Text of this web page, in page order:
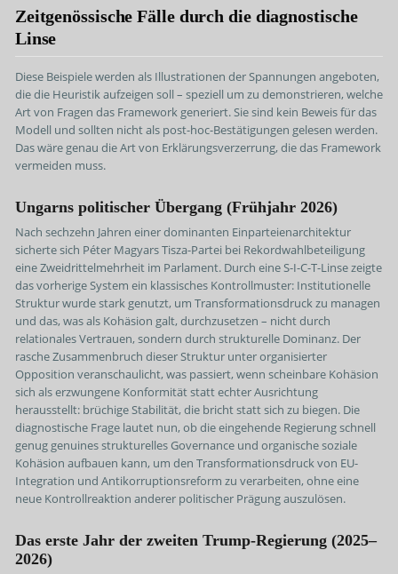
Zeitgenössische Fälle durch die diagnostische
Linse
Diese Beispiele werden als Illustrationen der Spannungen angeboten,
die die Heuristik aufzeigen soll – speziell um zu demonstrieren, welche
Art von Fragen das Framework generiert. Sie sind kein Beweis für das
Modell und sollten nicht als post-hoc-Bestätigungen gelesen werden.
Das wäre genau die Art von Erklärungsverzerrung, die das Framework
vermeiden muss.
Ungarns politischer Übergang (Frühjahr 2026)
Nach sechzehn Jahren einer dominanten Einparteienarchitektur
sicherte sich Péter Magyars Tisza-Partei bei Rekordwahlbeteiligung
eine Zweidrittelmehrheit im Parlament. Durch eine S-I-C-T-Linse zeigte
das vorherige System ein klassisches Kontrollmuster: Institutionelle
Struktur wurde stark genutzt, um Transformationsdruck zu managen
und das, was als Kohäsion galt, durchzusetzen – nicht durch
relationales Vertrauen, sondern durch strukturelle Dominanz. Der
rasche Zusammenbruch dieser Struktur unter organisierter
Opposition veranschaulicht, was passiert, wenn scheinbare Kohäsion
sich als erzwungene Konformität statt echter Ausrichtung
herausstellt: brüchige Stabilität, die bricht statt sich zu biegen. Die
diagnostische Frage lautet nun, ob die eingehende Regierung schnell
genug genuines strukturelles Governance und organische soziale
Kohäsion aufbauen kann, um den Transformationsdruck von EU-
Integration und Antikorruptionsreform zu verarbeiten, ohne eine
neue Kontrollreaktion anderer politischer Prägung auszulösen.
Das erste Jahr der zweiten Trump-Regierung (2025–
2026)